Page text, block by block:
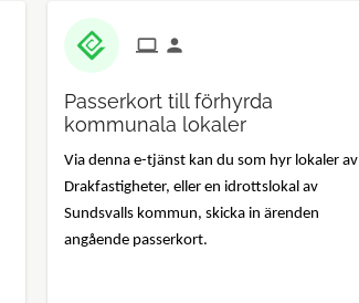
Passerkort till förhyrda
kommunala lokaler
Via denna e-tjänst kan du som hyr lokaler av
Drakfastigheter, eller en idrottslokal av
Sundsvalls kommun, skicka in ärenden
angående passerkort.